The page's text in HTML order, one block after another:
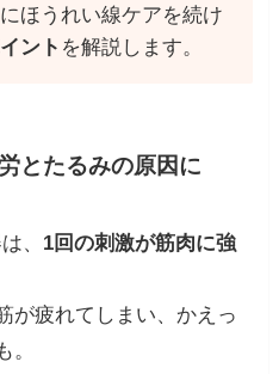
ほうれい線ケアを続け
ント を解説します。
とたるみの原因に
、 1回の刺激が筋肉に強
が疲れてしまい、かえっ
。